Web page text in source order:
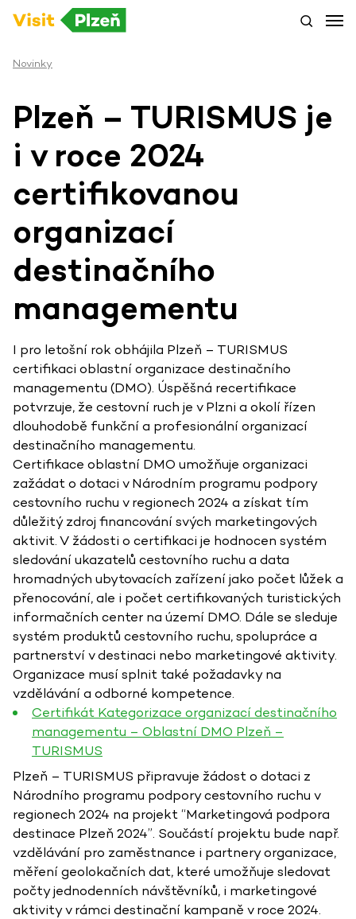
Novinky
Plzeň – TURISMUS je
i v roce 2024
certifikovanou
organizací
destinačního
managementu
I pro letošní rok obhájila Plzeň – TURISMUS
certifikaci oblastní organizace destinačního
managementu (DMO). Úspěšná recertifikace
potvrzuje, že cestovní ruch je v Plzni a okolí řízen
dlouhodobě funkční a profesionální organizací
destinačního managementu.
Certifikace oblastní DMO umožňuje organizaci
zažádat o dotaci v Národním programu podpory
cestovního ruchu v regionech 2024 a získat tím
důležitý zdroj financování svých marketingových
aktivit. V žádosti o certifikaci je hodnocen systém
sledování ukazatelů cestovního ruchu a data
hromadných ubytovacích zařízení jako počet lůžek a
přenocování, ale i počet certifikovaných turistických
informačních center na území DMO. Dále se sleduje
systém produktů cestovního ruchu, spolupráce a
partnerství v destinaci nebo marketingové aktivity.
Organizace musí splnit také požadavky na
vzdělávání a odborné kompetence.
Certifikát Kategorizace organizací destinačního
managementu – Oblastní DMO Plzeň –
TURISMUS
Plzeň – TURISMUS připravuje žádost o dotaci z
Národního programu podpory cestovního ruchu v
regionech 2024 na projekt “Marketingová podpora
destinace Plzeň 2024”. Součástí projektu bude např.
vzdělávání pro zaměstnance i partnery organizace,
měření geolokačních dat, které umožňuje sledovat
počty jednodenních návštěvníků, i marketingové
aktivity v rámci destinační kampaně v roce 2024.